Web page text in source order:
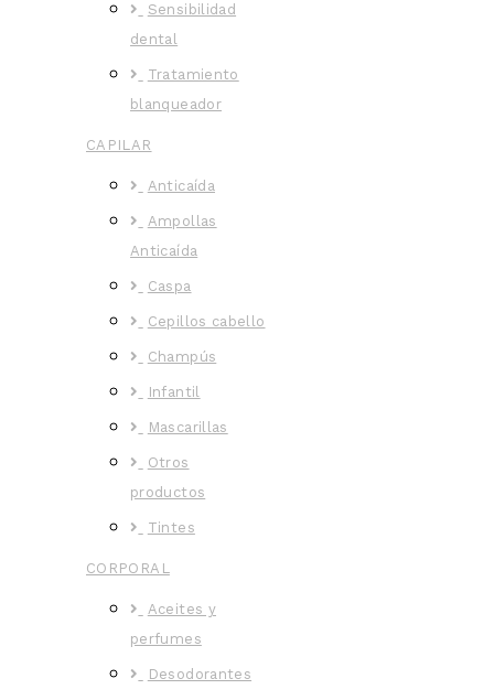
Sensibilidad
dental
Tratamiento
blanqueador
CAPILAR
Anticaída
Ampollas
Anticaída
Caspa
Cepillos cabello
Champús
Infantil
Mascarillas
Otros
productos
Tintes
CORPORAL
Aceites y
perfumes
Desodorantes